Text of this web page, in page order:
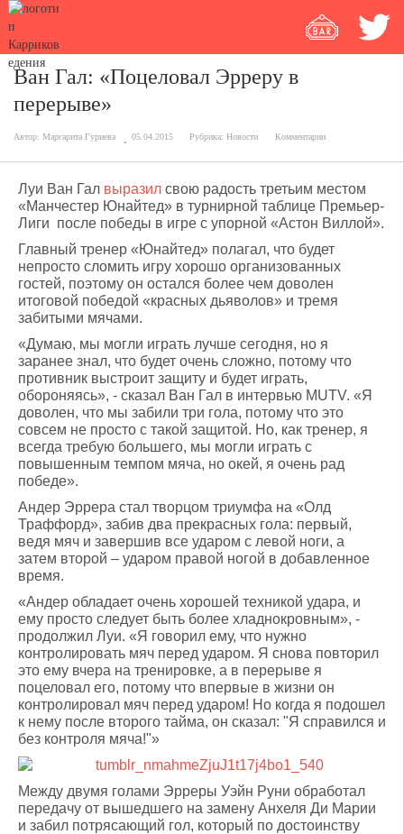
Ван Гал: «Поцеловал Эрреру в
перерыве»
Автор: Маргарита Гуриева 05.04.2015 Рубрика: Новости Комментарии
Луи Ван Гал выразил свою радость третьим местом
«Манчестер Юнайтед» в турнирной таблице Премьер-
Лиги после победы в игре с упорной «Астон Виллой».
Главный тренер «Юнайтед» полагал, что будет
непросто сломить игру хорошо организованных
гостей, поэтому он остался более чем доволен
итоговой победой «красных дьяволов» и тремя
забитыми мячами.
«Думаю, мы могли играть лучше сегодня, но я
заранее знал, что будет очень сложно, потому что
противник выстроит защиту и будет играть,
обороняясь», - сказал Ван Гал в интервью MUTV. «Я
доволен, что мы забили три гола, потому что это
совсем не просто с такой защитой. Но, как тренер, я
всегда требую большего, мы могли играть с
повышенным темпом мяча, но окей, я очень рад
победе».
Андер Эррера стал творцом триумфа на «Олд
Траффорд», забив два прекрасных гола: первый,
ведя мяч и завершив все ударом с левой ноги, а
затем второй – ударом правой ногой в добавленное
время.
«Андер обладает очень хорошей техникой удара, и
ему просто следует быть более хладнокровным», -
продолжил Луи. «Я говорил ему, что нужно
контролировать мяч перед ударом. Я снова повторил
это ему вчера на тренировке, а в перерыве я
поцеловал его, потому что впервые в жизни он
контролировал мяч перед ударом! Но когда я подошел
к нему после второго тайма, он сказал: "Я справился и
без контроля мяча!"»
Между двумя голами Эрреры Уэйн Руни обработал
передачу от вышедшего на замену Анхеля Ди Марии
и забил потрясающий гол, который по достоинству